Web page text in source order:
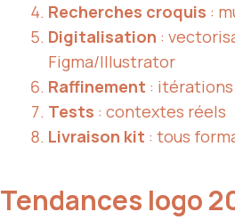
Recherches croquis :
Digitalisation :
Figma/Illustrator
Raffinement :
Tests : contextes réels
Livraison kit : tous
Tendances logo